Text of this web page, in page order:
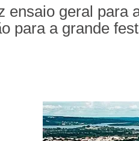
ensaio geral para
para a grande